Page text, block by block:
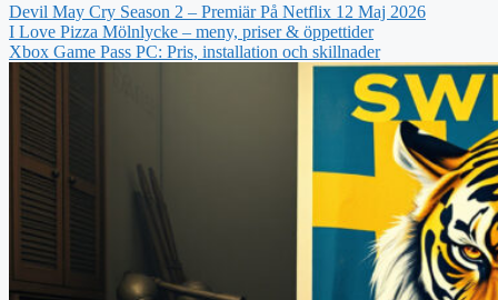
Devil May Cry Season 2 – Premiär På Netflix 12 Maj 2026
I Love Pizza Mölnlycke – meny, priser & öppettider
Xbox Game Pass PC: Pris, installation och skillnader